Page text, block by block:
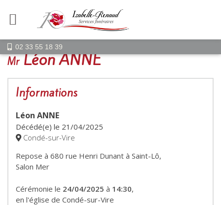
02 33 55 18 39
MrLéon ANNE
Informations
Léon ANNE
Décédé(e) le 21/04/2025
Condé-sur-Vire
Repose à 680 rue Henri Dunant à Saint-Lô,
Salon Mer
Cérémonie le 24/04/2025 à 14:30,
en l'église de Condé-sur-Vire